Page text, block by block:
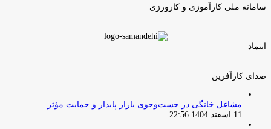
سامانه ملی کارآموزی و کارورزی
اینماد
صدای کارآفرین
مشاغل خانگی در جست‌وجوی بازار پایدار و حمایت مؤثر
11 اسفند 1404 22:56